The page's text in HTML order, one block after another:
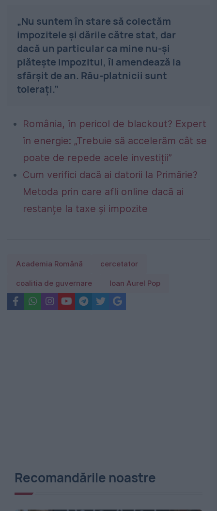
„Nu suntem în stare să colectăm
impozitele și dările către stat, dar
dacă un particular ca mine nu-și
plătește impozitul, îl amendează la
sfârșit de an. Rău-platnicii sunt
tolerați.”
România, în pericol de blackout? Expert
în energie: „Trebuie să accelerăm cât se
poate de repede acele investiții”
Cum verifici dacă ai datorii la Primărie?
Metoda prin care afli online dacă ai
restanțe la taxe și impozite
Academia Română cercetator
coalitia de guvernare Ioan Aurel Pop
Recomandările noastre